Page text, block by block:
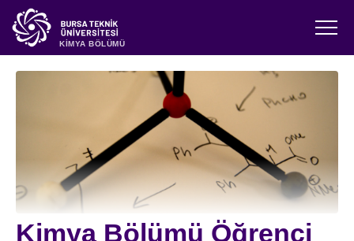
KİMYA BÖLÜMÜ
Kimya Bölümü Öğrenci